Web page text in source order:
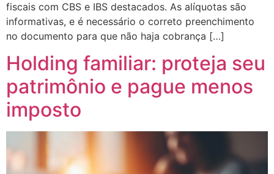
fiscais com CBS e IBS destacados. As alíquotas são
informativas, e é necessário o correto preenchimento
no documento para que não haja cobrança […]
Holding familiar: proteja seu
patrimônio e pague menos
imposto